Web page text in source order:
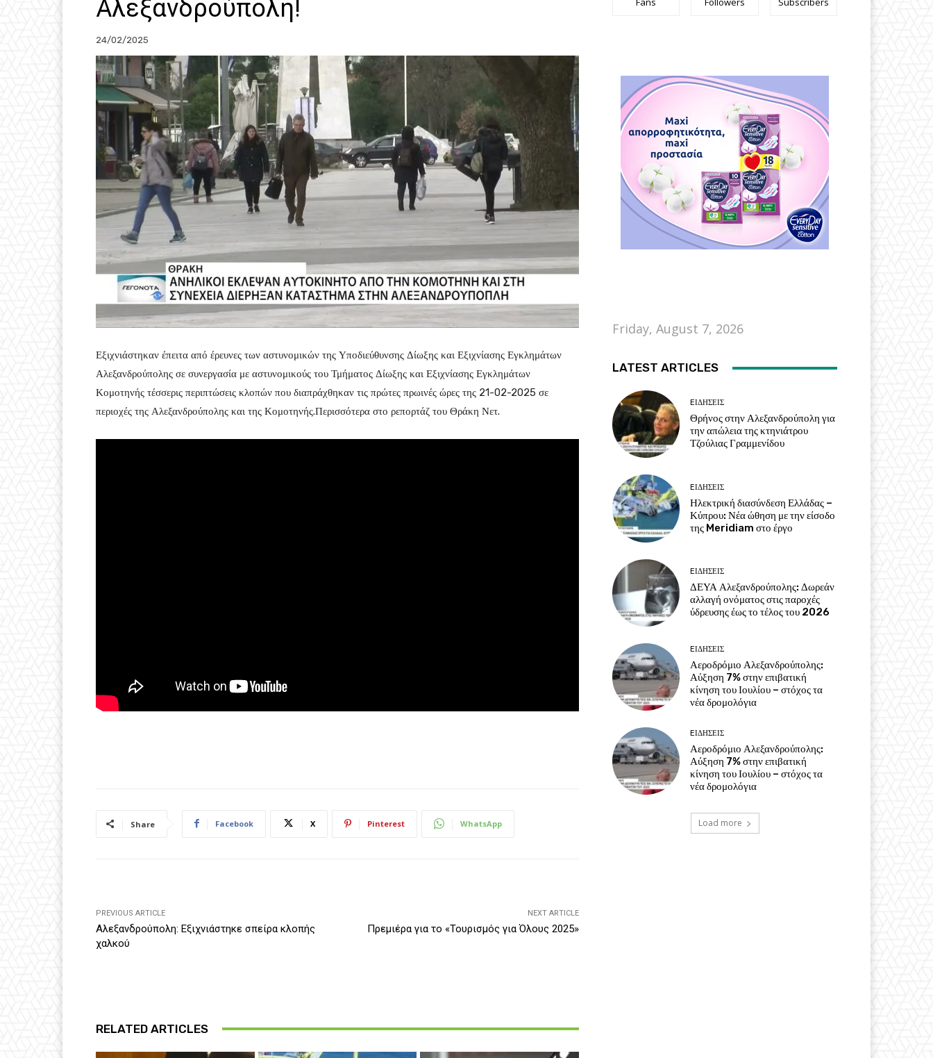
Αλεξανδρούπολη!
24/02/2025
Εξιχνιάστηκαν έπειτα από έρευνες των αστυνομικών της Υποδιεύθυνσης Δίωξης και Εξιχνίασης Εγκλημάτων
Αλεξανδρούπολης σε συνεργασία με αστυνομικούς του Τμήματος Δίωξης και Εξιχνίασης Εγκλημάτων
Κομοτηνής τέσσερις περιπτώσεις κλοπών που διαπράχθηκαν τις πρώτες πρωινές ώρες της 21-02-2025 σε
περιοχές της Αλεξανδρούπολης και της Κομοτηνής.Περισσότερα στο ρεπορτάζ του Θράκη Νετ.
Share Facebook X Pinterest WhatsApp
PREVIOUS ARTICLE
Αλεξανδρούπολη: Εξιχνιάστηκε σπείρα κλοπής
χαλκού
NEXT ARTICLE
Πρεμιέρα για το «Τουρισμός για Όλους 2025»
RELATED ARTICLES
Friday, August 7, 2026
LATEST ARTICLES
EΙΔΗΣΕΙΣ
Θρήνος στην Αλεξανδρούπολη για
την απώλεια της κτηνιάτρου
Τζούλιας Γραμμενίδου
EΙΔΗΣΕΙΣ
Ηλεκτρική διασύνδεση Ελλάδας –
Κύπρου: Νέα ώθηση με την είσοδο
της Meridiam στο έργο
EΙΔΗΣΕΙΣ
ΔΕΥΑ Αλεξανδρούπολης: Δωρεάν
αλλαγή ονόματος στις παροχές
ύδρευσης έως το τέλος του 2026
EΙΔΗΣΕΙΣ
Αεροδρόμιο Αλεξανδρούπολης:
Αύξηση 7% στην επιβατική
κίνηση του Ιουλίου – στόχος τα
νέα δρομολόγια
EΙΔΗΣΕΙΣ
Αεροδρόμιο Αλεξανδρούπολης:
Αύξηση 7% στην επιβατική
κίνηση του Ιουλίου – στόχος τα
νέα δρομολόγια
Load more